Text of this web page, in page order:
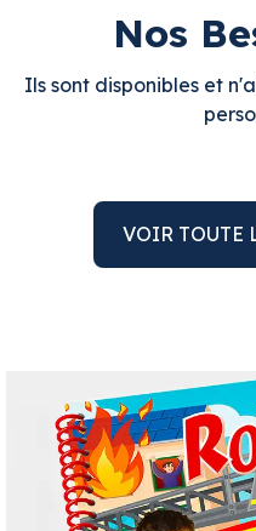
Nos
Ils sont disponibles et
VOIR TOUTE